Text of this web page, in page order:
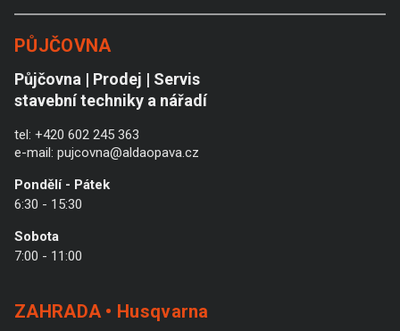
PŮJČOVNA
Půjčovna | Prodej | Servis
stavební techniky a nářadí
tel: +420 602 245 363
e-mail: pujcovna@aldaopava.cz
Pondělí - Pátek
6:30 - 15:30
Sobota
7:00 - 11:00
ZAHRADA • Husqvarna